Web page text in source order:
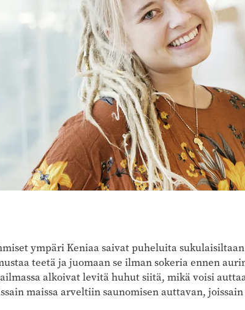
ympäri Keniaa saivat puheluita
teetä ja juomaan se ilman sokeria ennen
alkoivat levitä huhut siitä, mikä voisi
maissa arveltiin saunomisen auttavan,